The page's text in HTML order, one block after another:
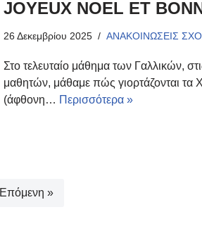
JOYEUX NOEL ET
26 Δεκεμβρίου 2025 ΑΝΑΚΟΙΝΩΣΕΙΣ
Στο τελευταίο μάθημα των Γαλλικών,
μαθητών, μάθαμε πώς γιορτάζονται τα
(άφθονη… Περισσότερα »
Επόμενη »